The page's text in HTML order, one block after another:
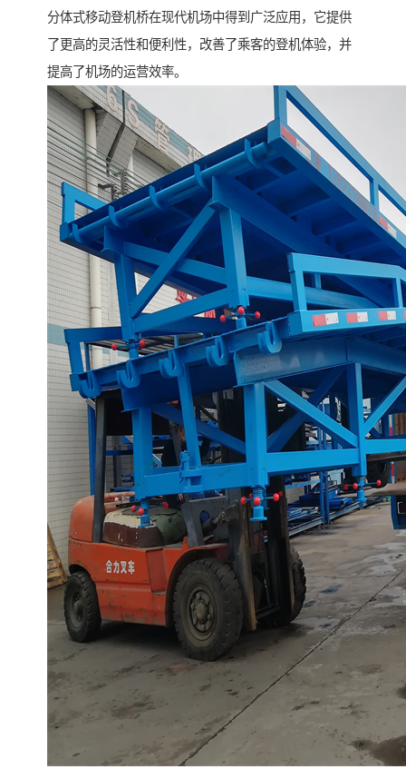
分体式移动登机桥在现代机场中得到广泛应用，它提供
了更高的灵活性和便利性，改善了乘客的登机体验，并
提高了机场的运营效率。